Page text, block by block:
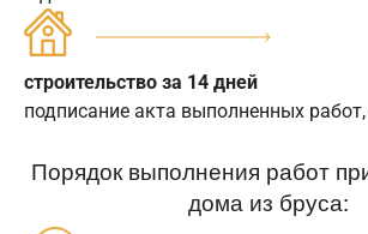
строительство за 14 дней
подписание акта выполненных
Порядок выполнения работ
дома из бруса: